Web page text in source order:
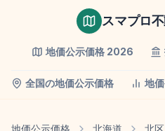
スマプロ
地価公示価格 2026
全国の地価公示価格 地
地価公示価格 北海道
北区